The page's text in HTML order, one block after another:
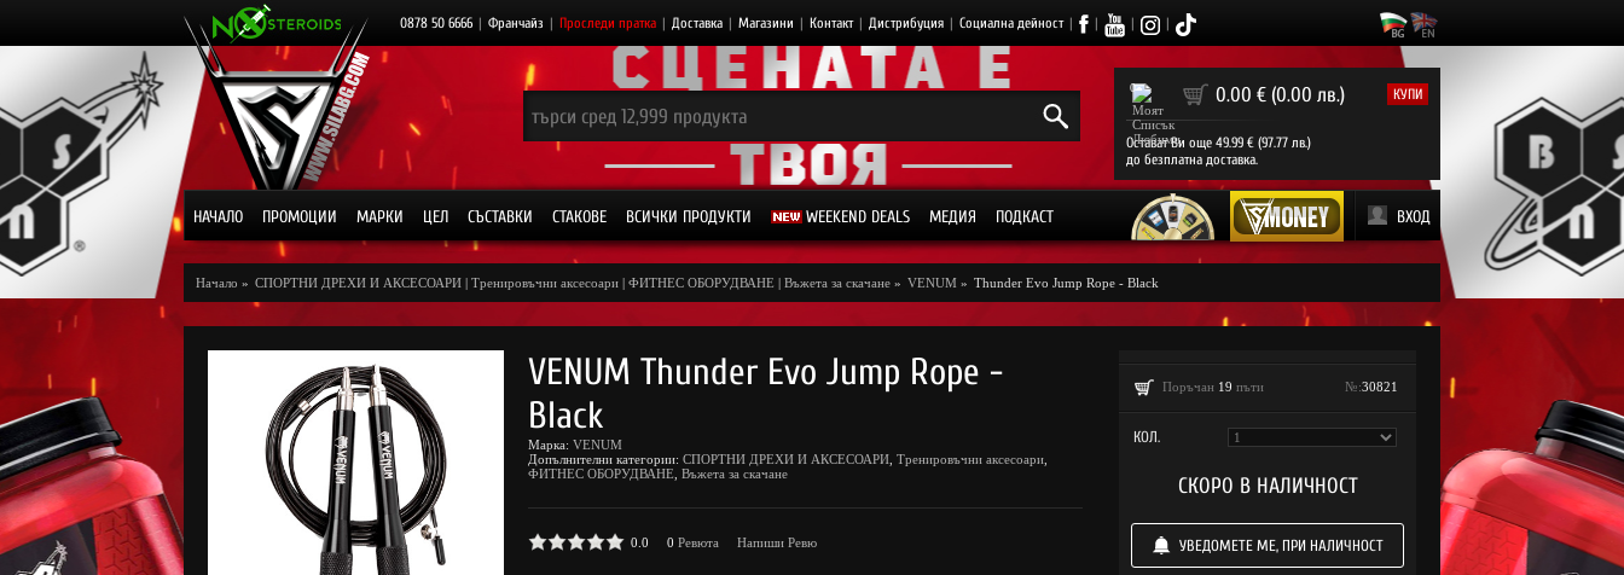
0878 50 6666 | Франчайз | Проследи пратка | Доставка | Магазини | Контакт | Дистрибуция | Социална дейност | | | |
0 0.00 € (0.00 лв.) КУПИ
Остават Ви още 49.99 € (97.77 лв.)
до безплатна доставка.
НАЧАЛО ПРОМОЦИИ МАРКИ ЦЕЛ СЪСТАВКИ СТАКОВЕ ВСИЧКИ ПРОДУКТИ WEEKEND DEALS МЕДИЯ ПОДКАСТ ВХОД
Начало » СПОРТНИ ДРЕХИ И АКСЕСОАРИ | Тренировъчни аксесоари | ФИТНЕС ОБОРУДВАНЕ | Въжета за скачане » VENUM » Thunder Evo Jump Rope - Black
VENUM Thunder Evo Jump Rope -
Black
Марка: VENUM
Допълнителни категории: СПОРТНИ ДРЕХИ И АКСЕСОАРИ Тренировъчни аксесоари
ФИТНЕС ОБОРУДВАНЕ Въжета за скачане
0.0 0 Ревюта Напиши Ревю
Поръчан 19 пъти №:30821
КОЛ.
СКОРО В НАЛИЧНОСТ
УВЕДОМЕТЕ МЕ, ПРИ НАЛИЧНОСТ